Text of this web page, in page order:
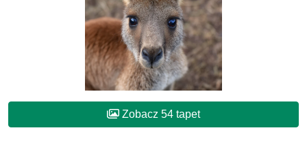
Zobacz 54 tapet